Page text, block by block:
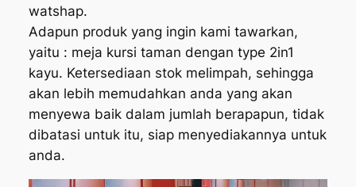
watshap.
Adapun produk yang ingin kami tawarkan,
yaitu : meja kursi taman dengan type 2in1
kayu. Ketersediaan stok melimpah, sehingga
akan lebih memudahkan anda yang akan
menyewa baik dalam jumlah berapapun, tidak
dibatasi untuk itu, siap menyediakannya untuk
anda.